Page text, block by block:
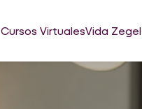
Cursos VirtualesVida Zegel